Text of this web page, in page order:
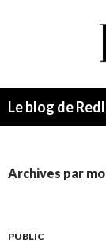
Le blog de
Archives par
PUBLIC